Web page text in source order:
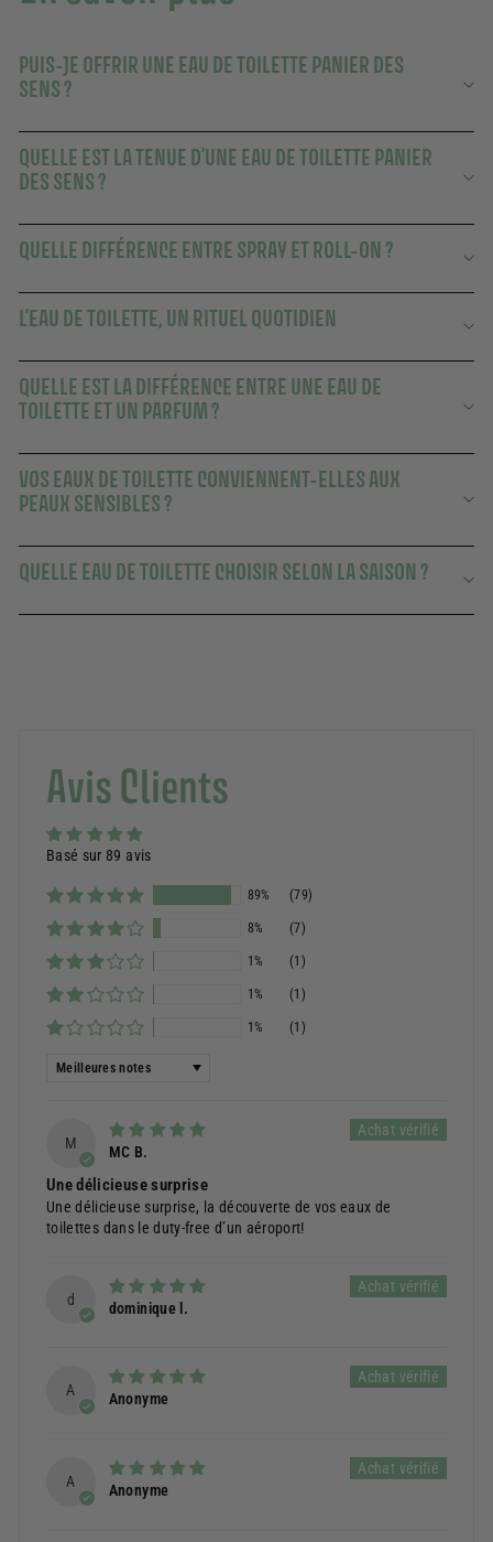
PUIS-JE OFFRIR UNE EAU DE TOILETTE PANIER DES
SENS ?
QUELLE EST LA TENUE D’UNE EAU DE TOILETTE PANIER
DES SENS ?
QUELLE DIFFÉRENCE ENTRE SPRAY ET ROLL-ON ?
L’EAU DE TOILETTE, UN RITUEL QUOTIDIEN
QUELLE EST LA DIFFÉRENCE ENTRE UNE EAU DE
TOILETTE ET UN PARFUM ?
VOS EAUX DE TOILETTE CONVIENNENT-ELLES AUX
PEAUX SENSIBLES ?
QUELLE EAU DE TOILETTE CHOISIR SELON LA SAISON ?
Avis Clients
Basé sur 89 avis
89% (79)
8% (7)
1% (1)
1% (1)
1% (1)
Sort by
M
MC B.
Une délicieuse surprise
Une délicieuse surprise, la découverte de vos eaux de
toilettes dans le duty-free d’un aéroport!
d
dominique l.
A
Anonyme
A
Anonyme